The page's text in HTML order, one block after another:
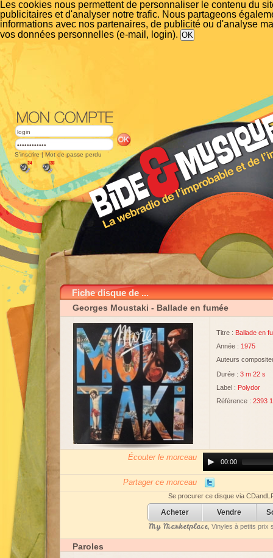
Les cookies nous permettent de personnaliser le contenu du
publicitaires et d'analyser notre trafic. Nous partageons
informations avec nos partenaires, de publicité ou d'analyse
vos données personnelles (e-mail, login).
S'inscrire | Mot de passe perdu
Fiche disque de ...
Georges Moustaki - Ballade en fumée
Titre : Ballade en
Année : 1975
Auteurs
Durée : 3 m 22 s
Label : Polydor
Référence : 2393
Écouter le morceau
Player00:00
Partager ce morceau
Se procurer ce disque via
Acheter Vendre
My Marketplace, Vinyles à petits prix
Paroles